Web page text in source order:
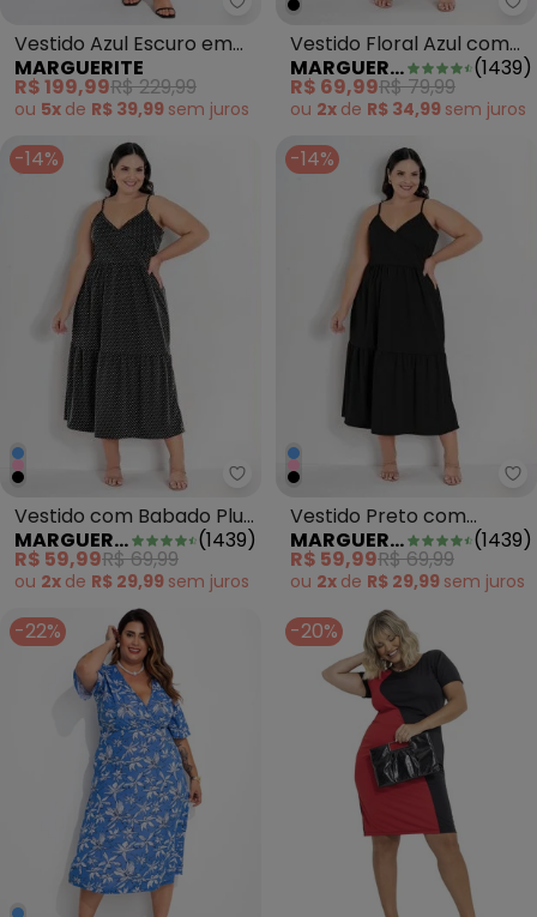
Marguerite - Vestido Azul
Vestido Azul Escuro em
Jeans com Elastano
MARGUERITE
R$ 199,99R$ 229,99
ou 5x de R$ 39,99 sem juros
Vestido Floral Azul com
Transpasse Plus Size
MARGUERITE (1439)
R$ 69,99R$ 79,99
ou 2x de R$ 34,99 sem juros
-14%
Marguerite - Vestido com
Vestido com Babado Plus
Size Poá Preto
MARGUERITE (1439)
R$ 59,99R$ 69,99
ou 2x de R$ 29,99 sem juros
-14%
Vestido Preto com
Transpasse Plus Size
MARGUERITE (1439)
R$ 59,99R$ 69,99
ou 2x de R$ 29,99 sem juros
-22% -20%